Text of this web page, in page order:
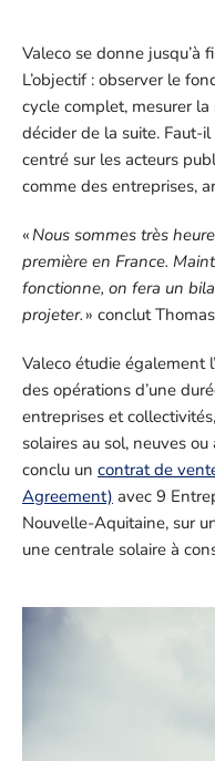
Valeco se donne jusqu’à
L’objectif : observer le
cycle complet, mesurer
décider de la suite. Faut-
centré sur les acteurs
comme des entreprises,
«Nous sommes très
première en France.
fonctionne, on fera un
projeter. » conclut
Valeco étudie également
des opérations d’une
entreprises et
solaires au sol, neuves
conclu un contrat de
Agreement) avec 9
Nouvelle-Aquitaine, sur
une centrale solaire à